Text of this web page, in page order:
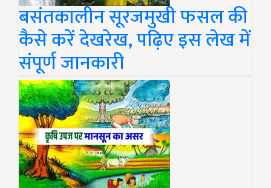
बसंतकालीन सूरजमुखी फसल की
कैसे करें देखरेख, पढ़िए इस लेख में
संपूर्ण जानकारी